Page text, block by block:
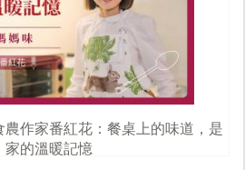
農作家番紅花：餐桌上的味道，是
家的溫暖記憶